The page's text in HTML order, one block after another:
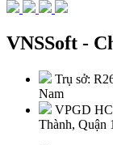
VNSSoft -
Trụ sở:
Nam
VPGD
Thành, Quận